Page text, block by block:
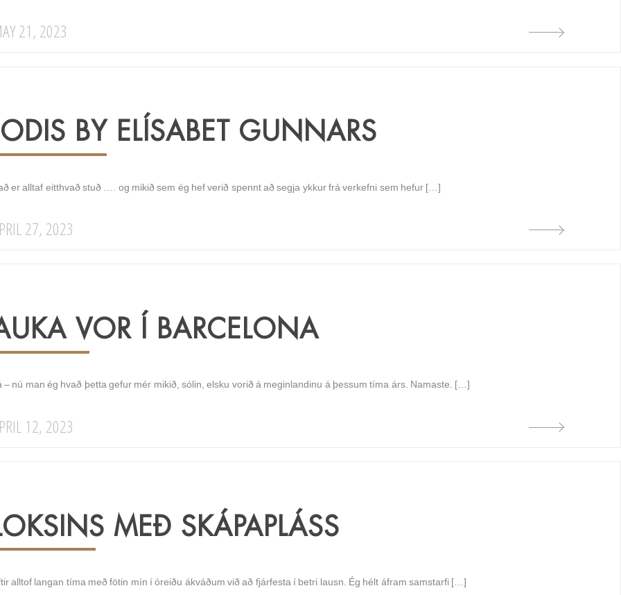
21, 2023
BY ELÍSABET GUNNARS
er alltaf eitthvað stuð …. og mikið sem ég hef verið spennt að segja ykkur frá verkefni sem hefur […]
27, 2023
VOR Í BARCELONA
– nú man ég hvað þetta gefur mér mikið, sólin, elsku vorið á meginlandinu á þessum tíma árs. Namaste. […]
12, 2023
MEÐ SKÁPAPLÁSS
alltof langan tíma með fötin mín í óreiðu ákváðum við að fjárfesta í betri lausn. Ég hélt áfram samstarfi […]